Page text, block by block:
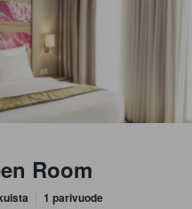
Room
1 parivuode